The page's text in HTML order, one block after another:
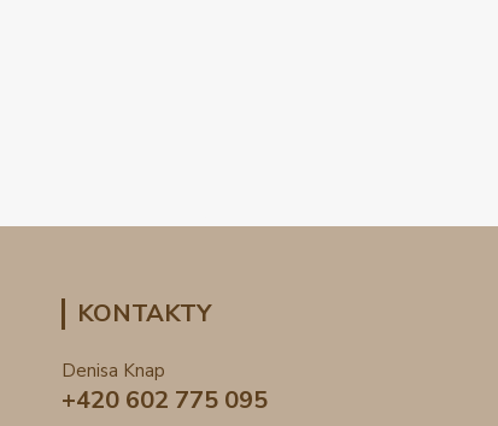
KONTAKTY
Denisa Knap
+420 602 775 095